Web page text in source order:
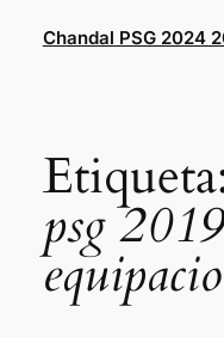
Chandal PSG 2024
psg